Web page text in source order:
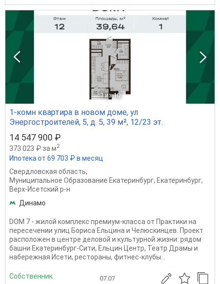
1 из 10
1-комн квартира в новом доме, ул
Энергостроителей, 5, д. 5, 39 м², 12/23 эт.
14 547 900 ₽
373 023 ₽ за м2
Ипотека от 69 703 ₽ в месяц
Свердловская область,
Муниципальное Образование Екатеринбург, Екатеринбург,
Верх-Исетский р-н
Динамо
DOM 7 - жилой комплекс премиум-класса от Практики на
пересечении улиц Бориса Ельцина и Челюскинцев. Проект
расположен в центре деловой и культурной жизни: рядом
башни Екатеринбург-Сити, Ельцин Центр, Театр Драмы и
набережная Исети, рестораны, фитнес-клубы...
Собственник 07.07